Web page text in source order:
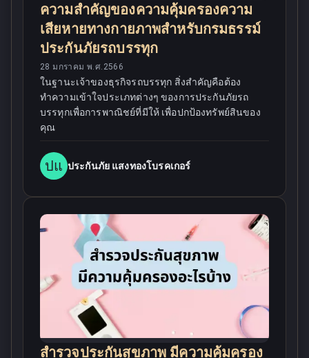
ความสำคัญของความคุ้มครองความ
เสียหายทางกายภาพสำหรับกรมธรรม์
ประกันภัยรถบรรทุก
28 มกราคม พ.ศ.2566
ในฐานะเจ้าของธุรกิจรถบรรทุก สิ่งสำคัญคือต้อง
ทำความเข้าใจประเภทต่างๆ ของการประกันภัยรถ
บรรทุกเพื่อการพาณิชย์ที่มีให้ เพื่อปกป้องทรัพย์สินของ
คุณ
ปแ ประกันภัย แสงทองโบรคเกอร์
สำรวจประกันสุขภาพ มีความคุ้มครอง